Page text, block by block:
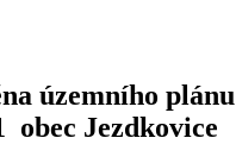
územního plánu
obec Jezdkovice